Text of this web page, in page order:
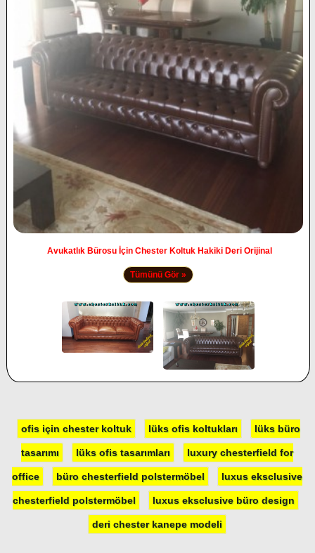
Avukatlık Bürosu İçin Chester Koltuk Hakiki Deri Orijinal
Tümünü Gör »
ofis için chester koltuk lüks ofis koltukları lüks büro
tasarımı lüks ofis tasarımları luxury chesterfield for
office büro chesterfield polstermöbel luxus eksclusive
chesterfield polstermöbel luxus eksclusive büro design
deri chester kanepe modeli